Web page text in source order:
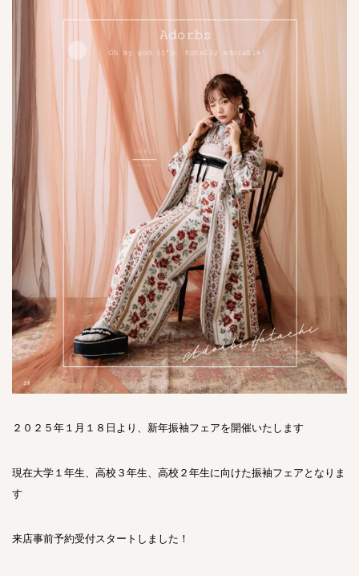
２０２５年１月１８日より、新年振袖フェアを開催いたします
現在大学１年生、高校３年生、高校２年生に向けた振袖フェアとなりま
す
来店事前予約受付スタートしました！